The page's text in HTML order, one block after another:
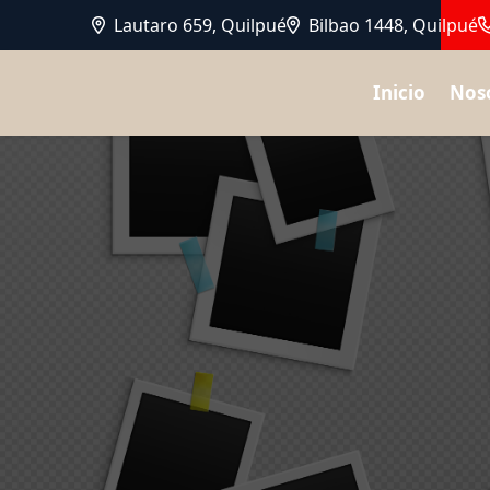
Lautaro 659, Quilpué Bilbao 1448, Quilpué
Inicio